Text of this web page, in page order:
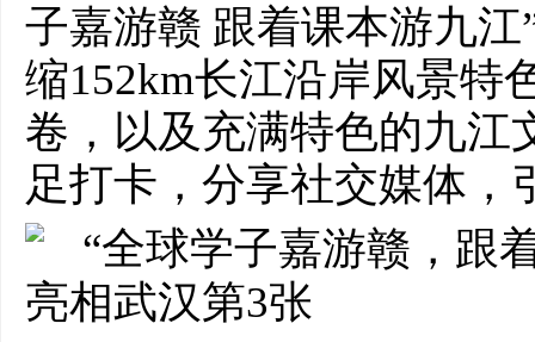
子嘉游赣 跟着课本游九
缩152km长江沿岸风景特
卷，以及充满特色的九江
足打卡，分享社交媒体，